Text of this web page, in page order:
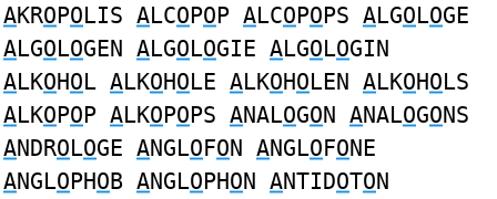
AKROPOLIS ALCOPOP ALCOPOPS ALGOLOGE
ALGOLOGEN ALGOLOGIE ALGOLOGIN
ALKOHOL ALKOHOLE ALKOHOLEN ALKOHOLS
ALKOPOP ALKOPOPS ANALOGON ANALOGONS
ANDROLOGE ANGLOFON ANGLOFONE
ANGLOPHOB ANGLOPHON ANTIDOTON